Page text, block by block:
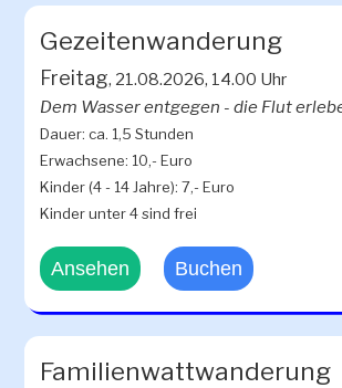
Gezeitenwanderung
Freitag, 21.08.2026, 14.00 Uhr
Dem Wasser entgegen - die Flut
Dauer: ca. 1,5 Stunden
Erwachsene: 10,- Euro
Kinder (4 - 14 Jahre): 7,- Euro
Kinder unter 4 sind frei
Ansehen Buchen
Familienwattwanderung